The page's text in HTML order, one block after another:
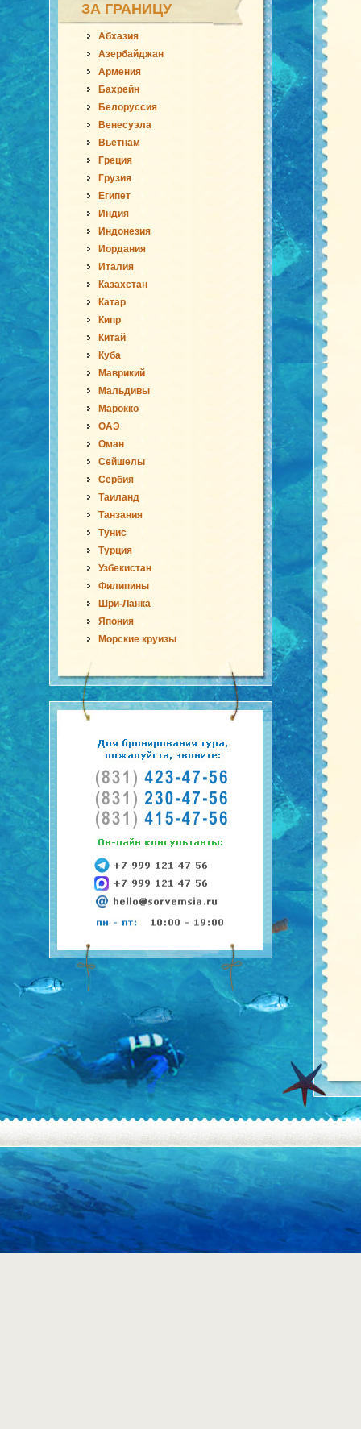
ЗА ГРАНИЦУ
Абхазия
Азербайджан
Армения
Бахрейн
Белоруссия
Венесуэла
Вьетнам
Греция
Грузия
Египет
Индия
Индонезия
Иордания
Италия
Казахстан
Катар
Кипр
Китай
Куба
Маврикий
Мальдивы
Марокко
ОАЭ
Оман
Сейшелы
Сербия
Таиланд
Танзания
Тунис
Турция
Узбекистан
Филипины
Шри-Ланка
Япония
Морские круизы